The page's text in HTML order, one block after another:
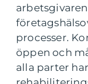
processer.
öppen och
alla parter